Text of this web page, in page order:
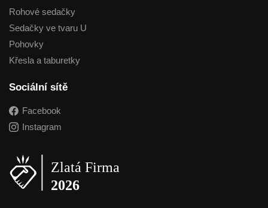
Rohové sedačky
Sedačky ve tvaru U
Pohovky
Křesla a taburetky
Sociální sítě
Facebook
Instagram